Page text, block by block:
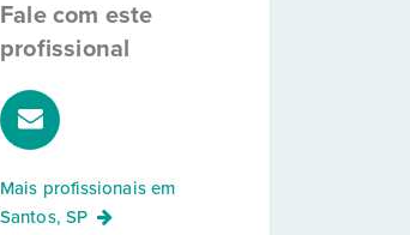
Fale com este
profissional
Mais profissionais em
Santos, SP